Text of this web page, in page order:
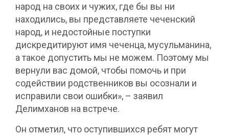
народ на своих и чужих, где бы вы ни
находились, вы представляете чеченский
народ, и недостойные поступки
дискредитируют имя чеченца, мусульманина,
а такое допустить мы не можем. Поэтому мы
вернули вас домой, чтобы помочь и при
содействии родственников вы осознали и
исправили свои ошибки», – заявил
Делимханов на встрече.
Он отметил, что оступившихся ребят могут